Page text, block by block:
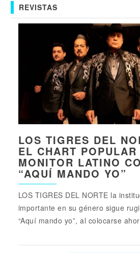
REVISTAS
LOS TIGRES DEL
EL CHART POPULAR
MONITOR LATINO
“AQUÍ MANDO YO”
LOS TIGRES DEL NORTE la
importante en su género sigue
“Aquí mando yo”, al colocarse